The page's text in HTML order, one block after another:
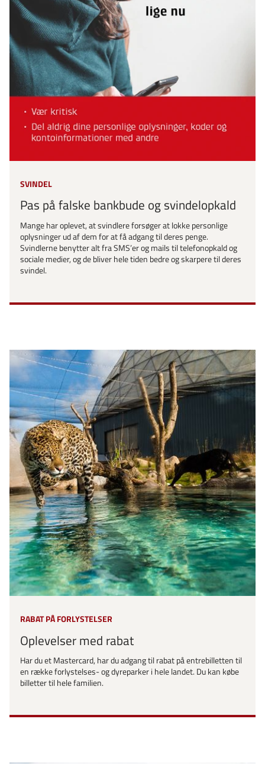
SVINDEL
Pas på falske bankbude og svindelopkald
Mange har oplevet, at svindlere forsøger at lokke personlige
oplysninger ud af dem for at få adgang til deres penge.
Svindlerne benytter alt fra SMS’er og mails til telefonopkald og
sociale medier, og de bliver hele tiden bedre og skarpere til deres
svindel.
RABAT PÅ FORLYSTELSER
Oplevelser med rabat
Har du et Mastercard, har du adgang til rabat på entrebilletten til
en række forlystelses- og dyreparker i hele landet. Du kan købe
billetter til hele familien.